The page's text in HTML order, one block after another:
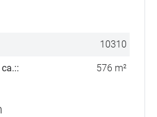
10310
576 m²